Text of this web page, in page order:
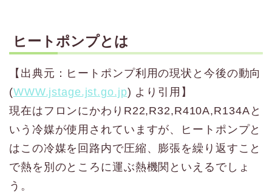
ヒートポンプとは
【出典元：ヒートポンプ利用の現状と今後の動向
(WWW.jstage.jst.go.jp) より引用】
現在はフロンにかわりR22,R32,R410A,R134Aと
いう冷媒が使用されていますが、ヒートポンプと
はこの冷媒を回路内で圧縮、膨張を繰り返すこと
で熱を別のところに運ぶ熱機関といえるでしょ
う。